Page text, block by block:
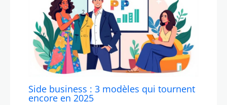
Side business : 3 modèles qui tournent
encore en 2025